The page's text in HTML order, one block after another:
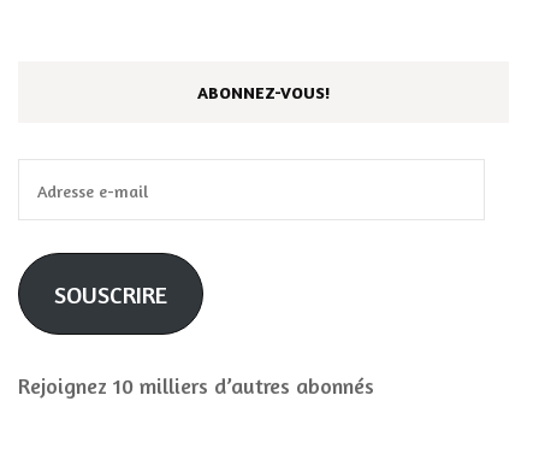
ABONNEZ-VOUS!
e-
mail
SOUSCRIRE
Rejoignez 10 milliers d’autres abonnés